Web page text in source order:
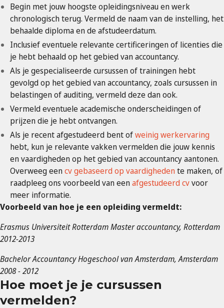
Begin met jouw hoogste opleidingsniveau en werk
chronologisch terug. Vermeld de naam van de instelling, het
behaalde diploma en de afstudeerdatum.
Inclusief eventuele relevante certificeringen of licenties die
je hebt behaald op het gebied van accountancy.
Als je gespecialiseerde cursussen of trainingen hebt
gevolgd op het gebied van accountancy, zoals cursussen in
belastingen of auditing, vermeld deze dan ook.
Vermeld eventuele academische onderscheidingen of
prijzen die je hebt ontvangen.
Als je recent afgestudeerd bent ofweinig werkervaring
hebt, kun je relevante vakken vermelden die jouw kennis
en vaardigheden op het gebied van accountancy aantonen.
Overweeg eencv gebaseerd op vaardighedente maken, of
raadpleeg ons voorbeeld van eenafgestudeerd cvvoor
meer informatie.
Voorbeeld van hoe je een opleiding vermeldt:
Erasmus Universiteit Rotterdam Master accountancy, Rotterdam
2012-2013
Bachelor Accountancy Hogeschool van Amsterdam, Amsterdam
2008 - 2012
Hoe moet je je cursussen
vermelden?